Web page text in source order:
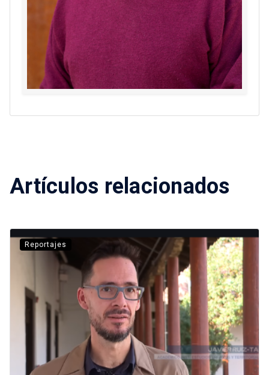
Artículos relacionados
Reportajes